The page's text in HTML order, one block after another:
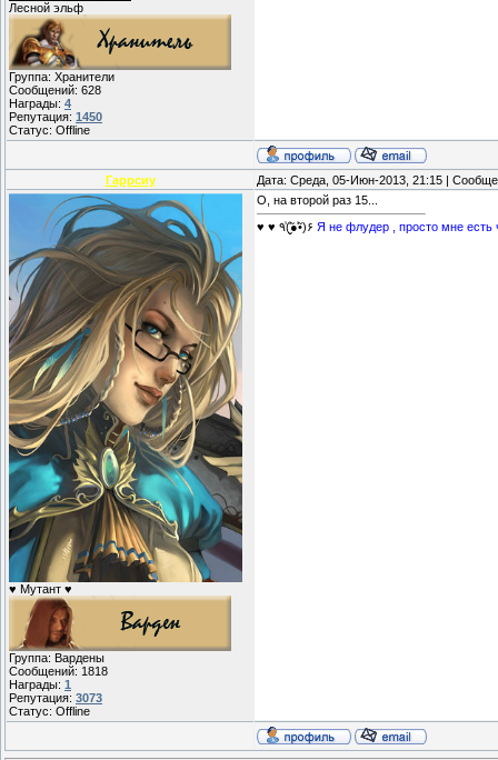
Лесной эльф
Группа: Хранители
Сообщений: 628
Награды: 4
Репутация: 1450
Статус: Offline
Гаррсиу Дата: Среда, 05-Июн-2013, 21:15 |
♥ Мутант ♥
Группа: Вардены
Сообщений: 1818
Награды: 1
Репутация: 3073
Статус: Offline
О, на второй раз 15...
♥ ♥ ٩(̾●̮̮̃̾•̃̾)۶ Я не флудер , просто мне есть